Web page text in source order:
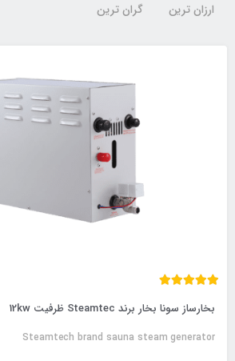
ارزان ترین گران ترین
بخارساز سونا بخار برند Steamtec ظرفیت 12kw
Steamtech brand sauna steam generator